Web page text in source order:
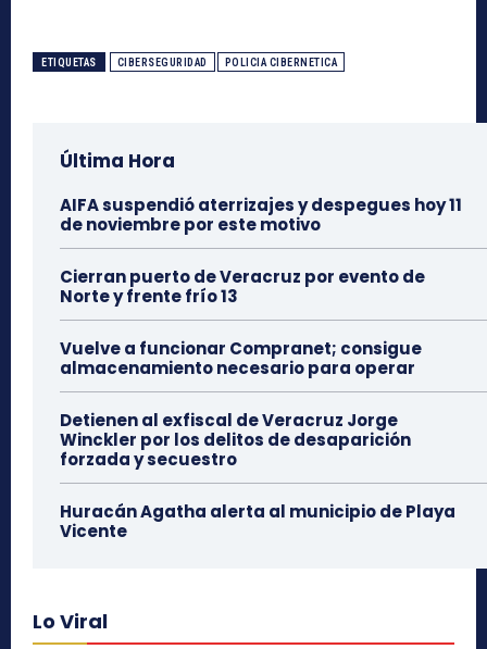
ETIQUETAS CIBERSEGURIDAD POLICIA CIBERNETICA
Última Hora
AIFA suspendió aterrizajes y despegues hoy 11
de noviembre por este motivo
Cierran puerto de Veracruz por evento de
Norte y frente frío 13
Vuelve a funcionar Compranet; consigue
almacenamiento necesario para operar
Detienen al exfiscal de Veracruz Jorge
Winckler por los delitos de desaparición
forzada y secuestro
Huracán Agatha alerta al municipio de Playa
Vicente
Lo Viral